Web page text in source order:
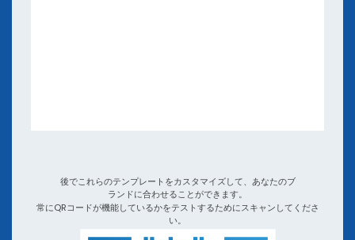
後でこれらのテンプレートをカスタマイズして、あなたのブ
ランドに合わせることができます。
常にQRコードが機能しているかをテストするためにスキャンしてくださ
い。